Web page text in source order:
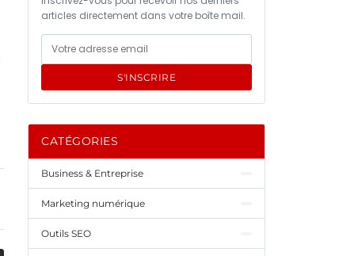
articles directement dans votre boîte mail.
S'INSCRIRE
CATÉGORIES
Business & Entreprise
Marketing numérique
Outils SEO